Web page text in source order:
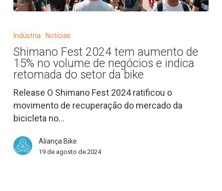
Fest
tem
aumento
de
15%
no
volume
negócios
Indústria Notícias
Shimano Fest 2024 tem aumento de
15% no volume de negócios e indica
retomada do setor da bike
Release O Shimano Fest 2024 ratificou o
movimento de recuperação do mercado da
bicicleta no…
Aliança Bike
19 de agosto de 2024